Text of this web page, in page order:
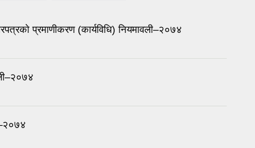
प्रमाणीकरण (कार्यविधि) नियमावली–२०७४